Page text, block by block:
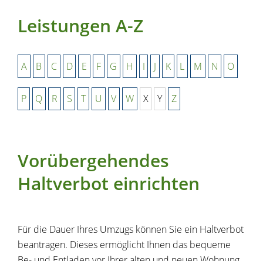
Leistungen A-Z
A B C D E F G H I J K L M N O
P Q R S T U V W X Y Z
Vorübergehendes
Haltverbot einrichten
Für die Dauer Ihres Umzugs können Sie ein Haltverbot
beantragen. Dieses ermöglicht Ihnen das bequeme